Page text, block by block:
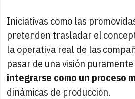
Iniciativas como las
pretenden trasladar el
la operativa real de las
pasar de una visión
integrarse como un proceso
dinámicas de producción.